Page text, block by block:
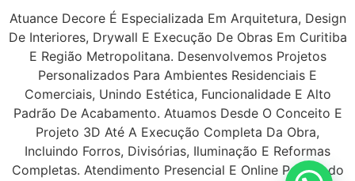
Atuance Decore É Especializada Em Arquitetura, Design
De Interiores, Drywall E Execução De Obras Em Curitiba
E Região Metropolitana. Desenvolvemos Projetos
Personalizados Para Ambientes Residenciais E
Comerciais, Unindo Estética, Funcionalidade E Alto
Padrão De Acabamento. Atuamos Desde O Conceito E
Projeto 3D Até A Execução Completa Da Obra,
Incluindo Forros, Divisórias, Iluminação E Reformas
Completas. Atendimento Presencial E Online Para Todo